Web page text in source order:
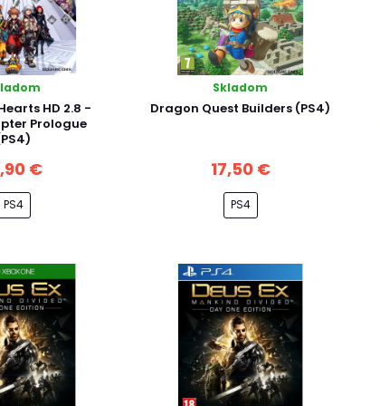
HD 2.8 -
Prologue
€
PS4
Skladom
Dragon Quest Builders (PS4)
17,50 €
PS4